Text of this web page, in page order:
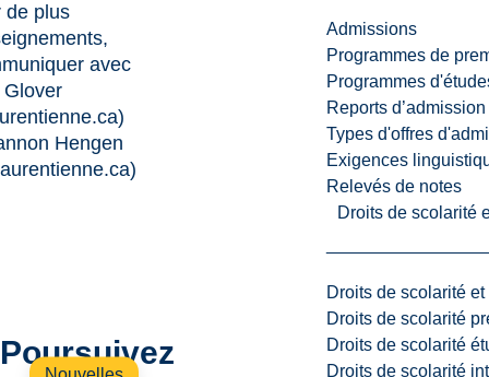
Admissions
Programmes de
Programmes
Reports d’admission
Types d'offres
Exigences
Relevés de notes
Droits de scolarité
Droits de scolarité
Droits de scolarité
Droits de scolarité
Droits de scolarité
de plus
avec
)
Hengen
)
Poursuivez